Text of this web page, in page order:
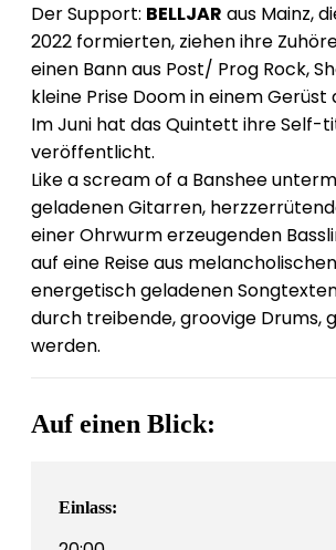
Der Support: BELLJAR aus Mainz,
2022 formierten, ziehen ihre
einen Bann aus Post/ Prog Rock,
kleine Prise Doom in einem Gerüst
Im Juni hat das Quintett ihre Self-
veröffentlicht.
Like a scream of a Banshee
geladenen Gitarren,
einer Ohrwurm erzeugenden
auf eine Reise aus
energetisch geladenen
durch treibende, groovige Drums,
werden.
Auf einen Blick:
Einlass: